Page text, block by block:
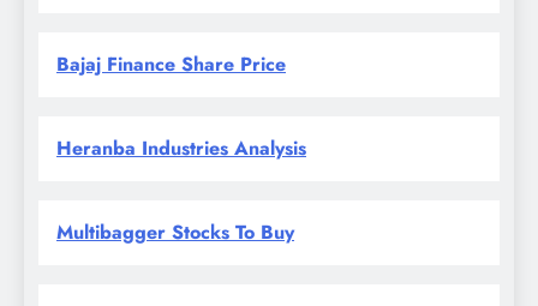
Bajaj Finance Share Price
Heranba Industries Analysis
Multibagger Stocks To Buy